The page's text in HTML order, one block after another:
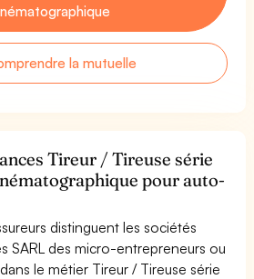
la mutuelle
Tireur / Tireuse série
pour auto-
distinguent les sociétés
SARL des micro-entrepreneurs ou
le métier Tireur / Tireuse série